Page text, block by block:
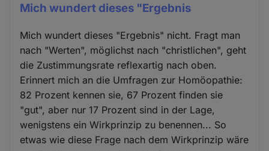
Mich wundert dieses "Ergebnis
Mich wundert dieses "Ergebnis" nicht. Fragt man
nach "Werten", möglichst nach "christlichen", geht
die Zustimmungsrate reflexartig nach oben.
Erinnert mich an die Umfragen zur Homöopathie:
82 Prozent kennen sie, 67 Prozent finden sie
"gut", aber nur 17 Prozent sind in der Lage,
wenigstens ein Wirkprinzip zu benennen... So
etwas wie diese Frage nach dem Wirkprinzip wäre